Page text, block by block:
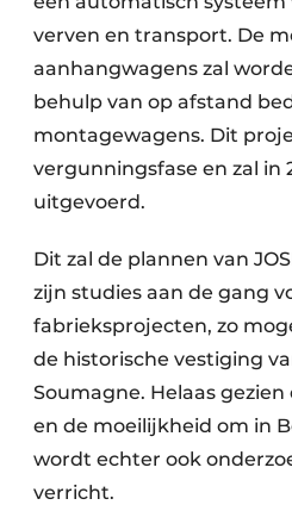
verven en transport. De
aanhangwagens zal
behulp van op afstand
montagewagens. Dit
vergunningsfase en zal in
uitgevoerd.
Dit zal de plannen van
zijn studies aan de gang
fabrieksprojecten, zo
de historische vestiging
Soumagne. Helaas
en de moeilijkheid om in
wordt echter ook
verricht.